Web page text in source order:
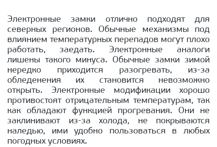
Электронные замки отлично подходят для
северных регионов. Обычные механизмы под
влиянием температурных перепадов могут плохо
работать, заедать. Электронные аналоги
лишены такого минуса. Обычные замки зимой
нередко приходится разогревать, из-за
обледенения их становится невозможно
открыть. Электронные модификации хорошо
противостоят отрицательным температурам, так
как обладают функцией прогревания. Они не
заклинивают из-за холода, не покрываются
наледью, ими удобно пользоваться в любых
погодных условиях.